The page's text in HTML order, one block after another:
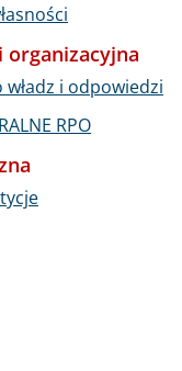
organizacyjna
i odpowiedzi
RPO